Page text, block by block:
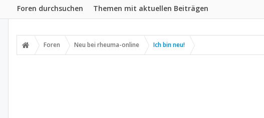
Foren durchsuchen Themen mit aktuellen Beiträgen
Foren Neu bei rheuma-online Ich bin neu!